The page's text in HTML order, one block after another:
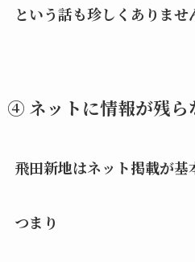
という話も珍しくありませ
④ ネットに情報が残ら
飛田新地はネット掲載が基
つまり